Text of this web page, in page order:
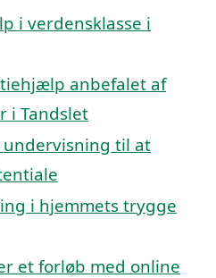
i verdensklasse i
anbefalet af
i Tandslet
til at
i hjemmets trygge
et forløb med online